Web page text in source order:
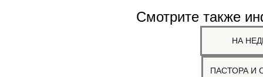
Смотрите также
НА
ПАСТОРА И